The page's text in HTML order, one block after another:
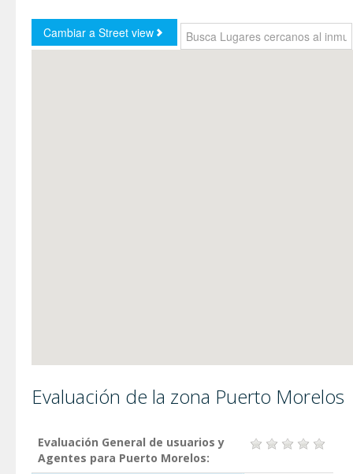
Evaluación de la zona Puerto Morelos
Evaluación General de usuarios y
Agentes para Puerto Morelos: